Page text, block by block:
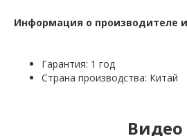
Информация о производителе
Гарантия: 1 год
Страна производства: Китай
Видео